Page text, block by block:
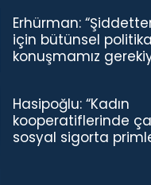
Erhürman:
için bütünsel
konuşmamız
Hasipoğlu: “Kadın
kooperatiflerinde
sosyal sigorta